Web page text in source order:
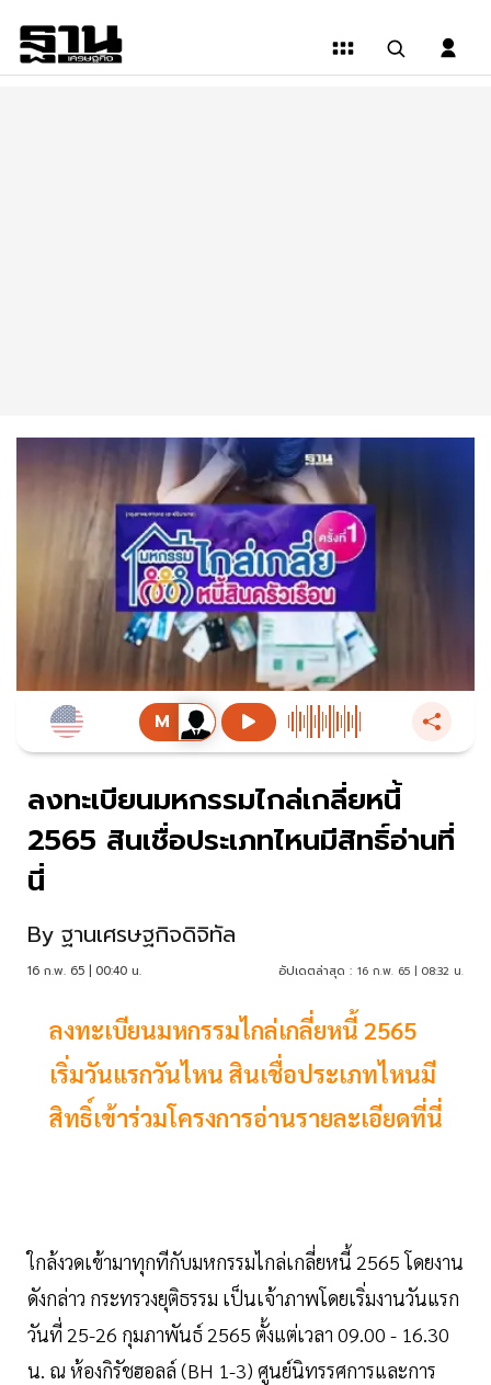
ลงทะเบียนมหกรรมไกล่เกลี่ยหนี้
2565 สินเชื่อประเภทไหนมีสิทธิ์อ่านที่
นี่
By ฐานเศรษฐกิจดิจิทัล
16 ก.พ. 65 | 00:40 น. อัปเดตล่าสุด : 16 ก.พ. 65 | 08:32 น.
ลงทะเบียนมหกรรมไกล่เกลี่ยหนี้ 2565
เริ่มวันแรกวันไหน สินเชื่อประเภทไหนมี
สิทธิ์เข้าร่วมโครงการอ่านรายละเอียดที่นี่
ใกล้งวดเข้ามาทุกทีกับมหกรรมไกล่เกลี่ยหนี้ 2565 โดยงาน
ดังกล่าว กระทรวงยุติธรรม เป็นเจ้าภาพโดยเริ่มงานวันแรก
วันที่ 25-26 กุมภาพันธ์ 2565 ตั้งแต่เวลา 09.00 - 16.30
น. ณ ห้องกิรัชฮอลล์ (BH 1-3) ศูนย์นิทรรศการและการ